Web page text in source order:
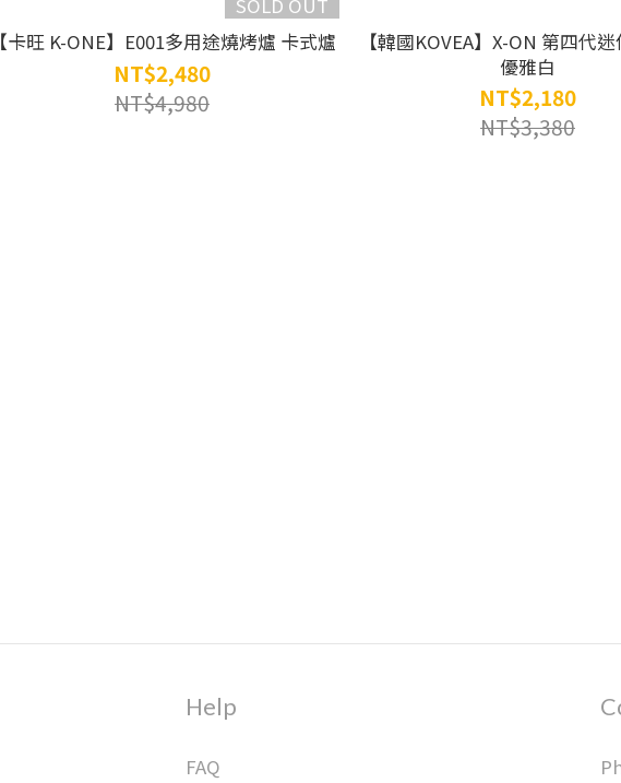
SOLD OUT
【卡旺 K-ONE】E001多用途燒烤爐 卡式爐
NT$2,480
NT$4,980
【韓國KOVEA】X-ON 第四代
優雅白
NT$2,180
NT$3,380
Help
FAQ